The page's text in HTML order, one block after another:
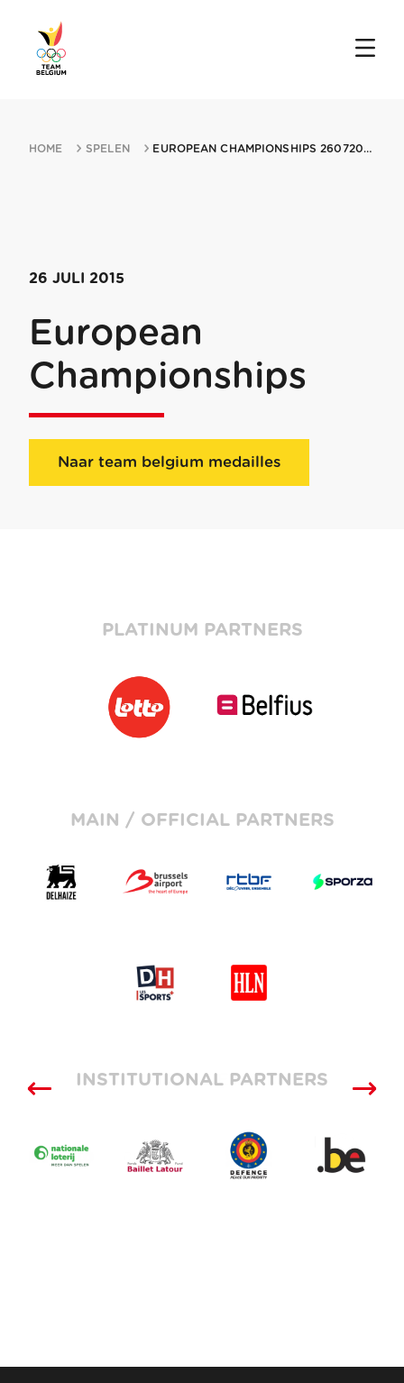
HOME SPELEN EUROPEAN CHAMPIONSHIPS 26072015 LAMOSANO
26 JULI 2015
European
Championships
Naar team belgium medailles
PLATINUM PARTNERS
MAIN / OFFICIAL PARTNERS
INSTITUTIONAL PARTNERS